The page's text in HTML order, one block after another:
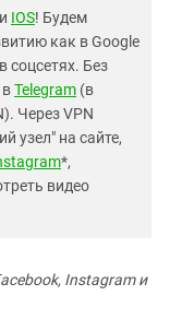
и IOS! Будем
как в Google
соцсетях. Без
Telegram (в
Через VPN
узел" на сайте,
*,
видео
Instagram и